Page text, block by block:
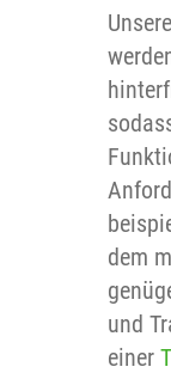
Unsere
dem
und
einer